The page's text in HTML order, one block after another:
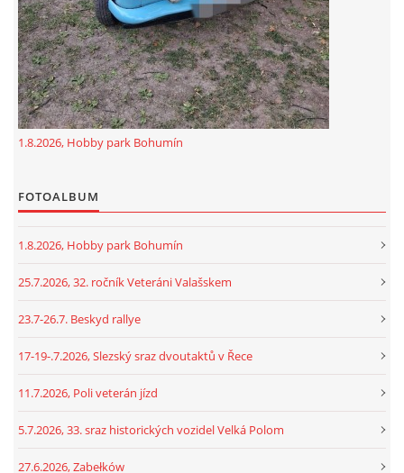
oldfiatclub@seznam.cz |RSS
1.8.2026, Hobby park Bohumín
FOTOALBUM
1.8.2026, Hobby park Bohumín
25.7.2026, 32. ročník Veteráni Valašskem
23.7-26.7. Beskyd rallye
17-19-.7.2026, Slezský sraz dvoutaktů v Řece
11.7.2026, Poli veterán jízd
5.7.2026, 33. sraz historických vozidel Velká Polom
27.6.2026, Zabełków